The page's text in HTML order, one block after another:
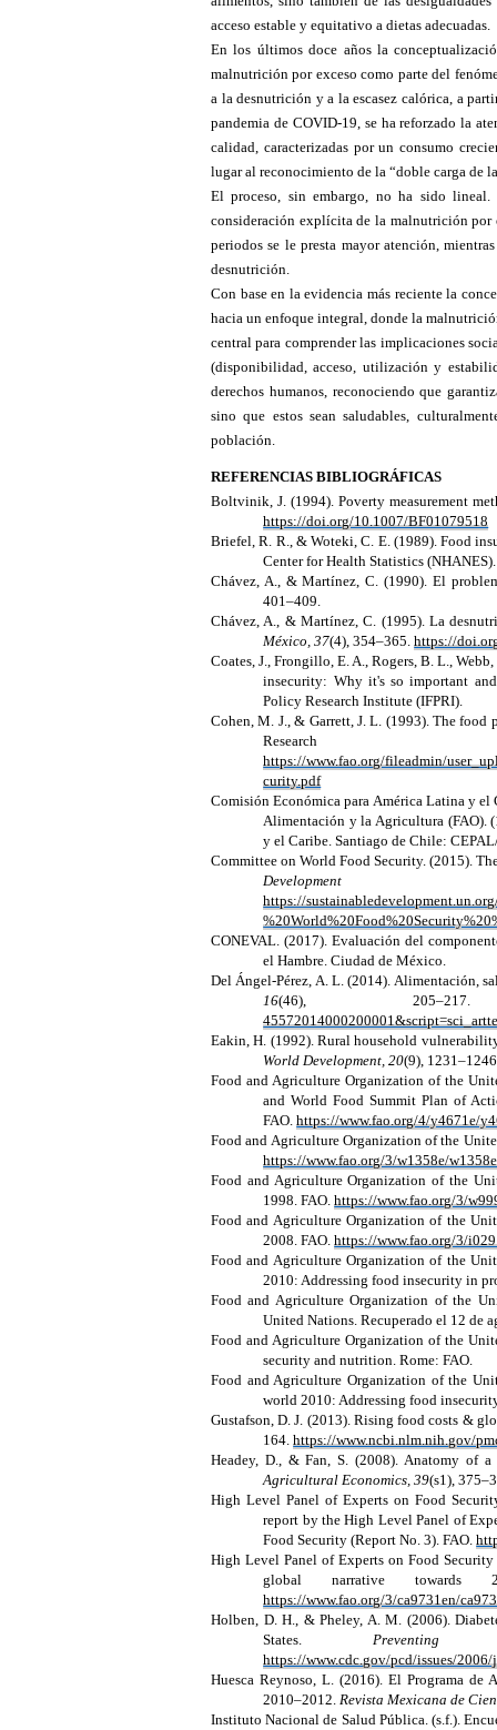
acceso estable y equitativo a dietas adecuadas.
En los últimos doce años la
malnutrición por exceso como parte del
a la desnutrición y a la escasez calórica, a
pandemia de COVID-19, se ha reforzado la
calidad, caracterizadas por un consumo
lugar al reconocimiento de la “doble carga de
El proceso, sin embargo, no ha sido
consideración explícita de la malnutrición por
periodos se le presta mayor atención,
desnutrición.
Con base en la evidencia más reciente la
hacia un enfoque integral, donde la
central para comprender las implicaciones
(disponibilidad, acceso, utilización y
derechos humanos, reconociendo que
sino que estos sean saludables,
población.
REFERENCIAS BIBLIOGRÁFICAS
Boltvinik, J. (1994). Poverty measurement
https://doi.org/10.1007/BF01079518
Briefel, R. R., & Woteki, C. E. (1989). Food
Center for Health Statistics (NHANES).
Chávez, A., & Martínez, C. (1990). El
401–409.
Chávez, A., & Martínez, C. (1995). La
México, 37(4), 354–365.https://
Coates, J., Frongillo, E. A., Rogers, B. L.,
insecurity: Why it's so important
Policy Research Institute (IFPRI).
Cohen, M. J., & Garrett, J. L. (1993). The
https://www.fao.org/fileadmin/
curity.pdf
Comisión Económica para América Latina y
Alimentación y la Agricultura (FAO).
y el Caribe.Santiago de Chile:
Committee on World Food Security. (2015).
https://
CONEVAL. (2017). Evaluación del
el Hambre. Ciudad de México.
Del Ángel-Pérez, A. L. (2014). Alimentación,
16(46),
Eakin, H. (1992). Rural household
World Development, 20(9),
Food and Agriculture Organization of the
and World Food Summit Plan of
FAO.https://www.fao.org/4/y4671e/
Food and Agriculture Organization of the
https://www.fao.org/3/w1358e/
Food and Agriculture Organization of the
1998. FAO.https://www.fao.org/3/
Food and Agriculture Organization of the
2008. FAO.https://www.fao.org/3/
Food and Agriculture Organization of the
2010: Addressing food insecurity in
Food and Agriculture Organization of the
United Nations. Recuperado el 12 de
Food and Agriculture Organization of the
security and nutrition. Rome: FAO.
Food and Agriculture Organization of the
world 2010: Addressing food
Gustafson, D. J. (2013). Rising food costs &
164.https://www.ncbi.nlm.nih.gov/
Headey, D., & Fan, S. (2008). Anatomy of
Agricultural Economics, 39(s1),
High Level Panel of Experts on Food
report by the High Level Panel of
Food Security (Report No. 3). FAO.
High Level Panel of Experts on Food
global narrative towards
https://www.fao.org/3/ca9731en/
Holben, D. H., & Pheley, A. M. (2006).
States.
https://www.cdc.gov/pcd/issues/
Huesca Reynoso, L. (2016). El Programa
2010–2012.Revista Mexicana de
Instituto Nacional de Salud Pública. (s.f.).